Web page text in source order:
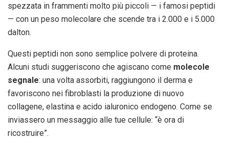
spezzata in frammenti molto più piccoli — i famosi peptidi
— con un peso molecolare che scende tra i 2.000 e i 5.000
dalton.
Questi peptidi non sono semplice polvere di proteina.
Alcuni studi suggeriscono che agiscano come molecole
segnale: una volta assorbiti, raggiungono il derma e
favoriscono nei fibroblasti la produzione di nuovo
collagene, elastina e acido ialuronico endogeno. Come se
inviassero un messaggio alle tue cellule: “è ora di
ricostruire”.